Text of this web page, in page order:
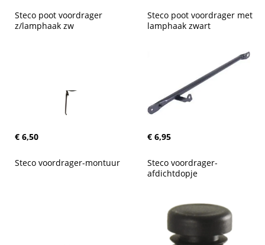
Steco poot voordrager
z/lamphaak zw
€ 6,50
Steco poot voordrager met
lamphaak zwart
€ 6,95
Steco voordrager-montuur
Steco voordrager-
afdichtdopje